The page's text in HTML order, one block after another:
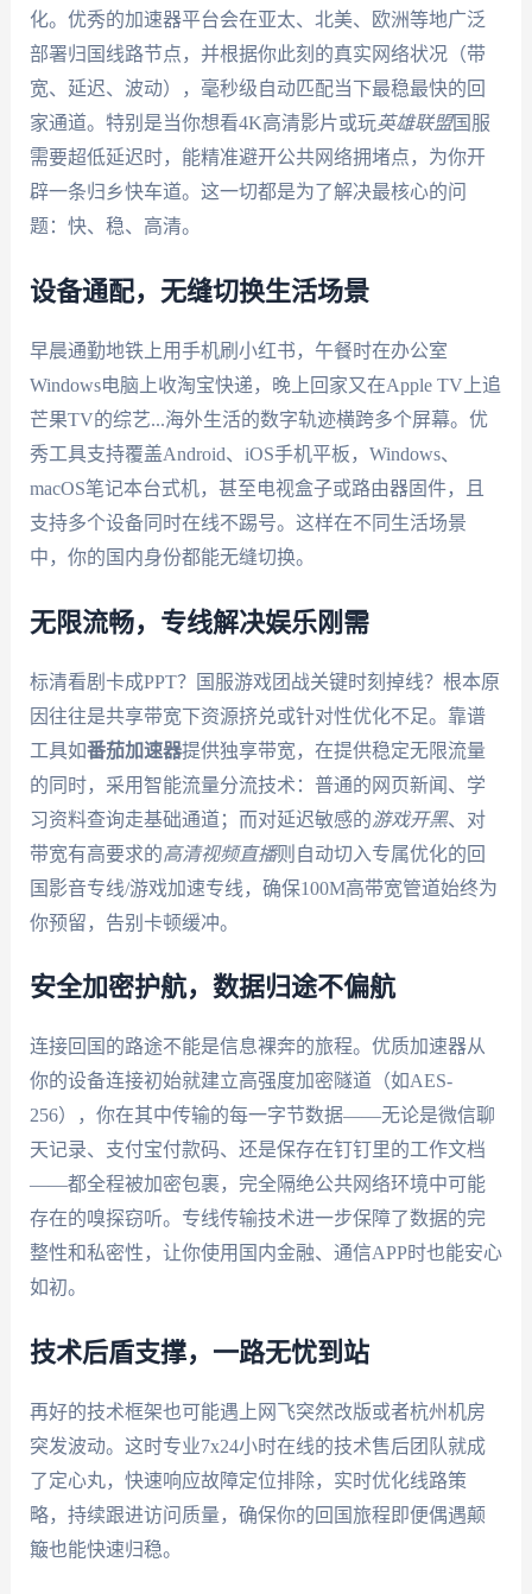
化。优秀的加速器平台会在亚太、北美、欧洲等地广泛
部署归国线路节点，并根据你此刻的真实网络状况（带
宽、延迟、波动），毫秒级自动匹配当下最稳最快的回
家通道。特别是当你想看4K高清影片或玩英雄联盟国服
需要超低延迟时，能精准避开公共网络拥堵点，为你开
辟一条归乡快车道。这一切都是为了解决最核心的问
题：快、稳、高清。
设备通配，无缝切换生活场景
早晨通勤地铁上用手机刷小红书，午餐时在办公室
Windows电脑上收淘宝快递，晚上回家又在Apple TV上追
芒果TV的综艺...海外生活的数字轨迹横跨多个屏幕。优
秀工具支持覆盖Android、iOS手机平板，Windows、
macOS笔记本台式机，甚至电视盒子或路由器固件，且
支持多个设备同时在线不踢号。这样在不同生活场景
中，你的国内身份都能无缝切换。
无限流畅，专线解决娱乐刚需
标清看剧卡成PPT？国服游戏团战关键时刻掉线？根本原
因往往是共享带宽下资源挤兑或针对性优化不足。靠谱
工具如番茄加速器提供独享带宽，在提供稳定无限流量
的同时，采用智能流量分流技术：普通的网页新闻、学
习资料查询走基础通道；而对延迟敏感的游戏开黑、对
带宽有高要求的高清视频直播则自动切入专属优化的回
国影音专线/游戏加速专线，确保100M高带宽管道始终为
你预留，告别卡顿缓冲。
安全加密护航，数据归途不偏航
连接回国的路途不能是信息裸奔的旅程。优质加速器从
你的设备连接初始就建立高强度加密隧道（如AES-
256），你在其中传输的每一字节数据——无论是微信聊
天记录、支付宝付款码、还是保存在钉钉里的工作文档
——都全程被加密包裹，完全隔绝公共网络环境中可能
存在的嗅探窃听。专线传输技术进一步保障了数据的完
整性和私密性，让你使用国内金融、通信APP时也能安心
如初。
技术后盾支撑，一路无忧到站
再好的技术框架也可能遇上网飞突然改版或者杭州机房
突发波动。这时专业7x24小时在线的技术售后团队就成
了定心丸，快速响应故障定位排除，实时优化线路策
略，持续跟进访问质量，确保你的回国旅程即便偶遇颠
簸也能快速归稳。